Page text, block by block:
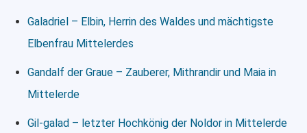
Galadriel – Elbin, Herrin des Waldes und mächtigste
Elbenfrau Mittelerdes
Gandalf der Graue – Zauberer, Mithrandir und Maia in
Mittelerde
Gil-galad – letzter Hochkönig der Noldor in Mittelerde